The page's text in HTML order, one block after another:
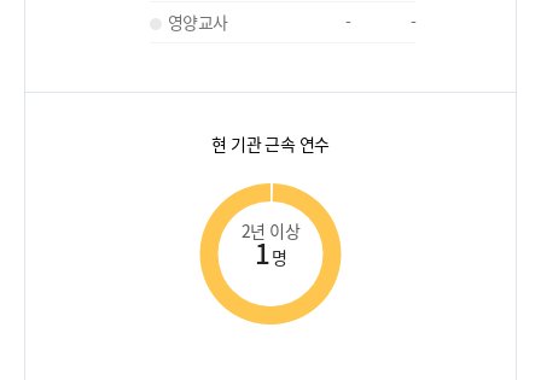
영양교사
- -
현 기관 근속 연수
2년 이상
1명